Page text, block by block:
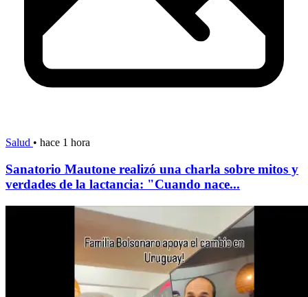
Salud • hace 1 hora
Sanatorio Mautone realizó una charla sobre mitos y
verdades de la lactancia: "Cuando nace...